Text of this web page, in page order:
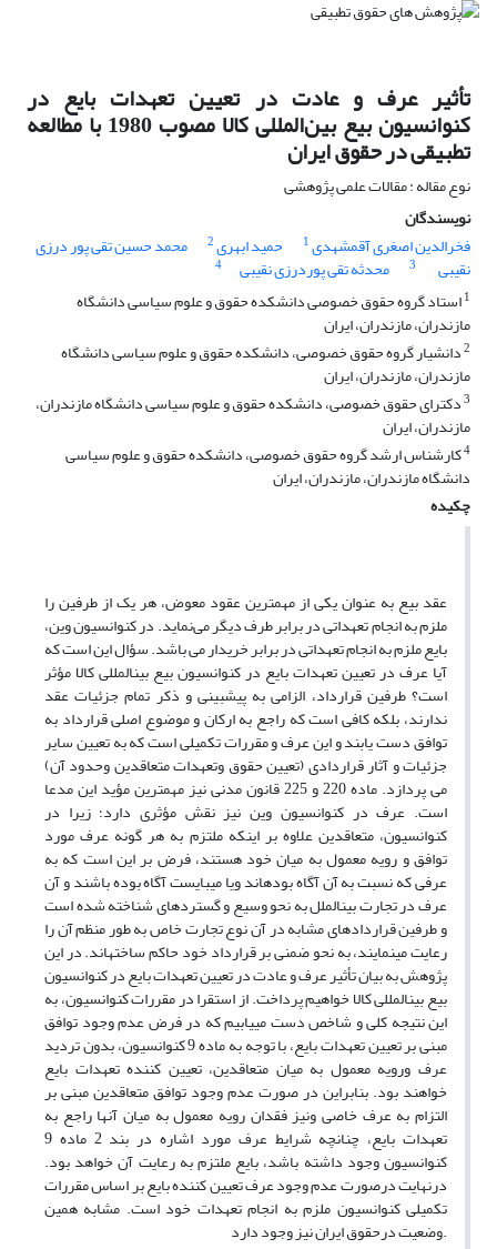
تأثیر عرف و عادت در تعیین تعهدات بایع در
کنوانسیون بیع بین‌المللی کالا مصوب 1980 با مطالعه
تطبیقی در حقوق ایران
نوع مقاله : مقالات علمی پژوهشی
نویسندگان
فخرالدین اصغری آقمشهدی1 حمید ابهری2 محمد حسین تقی پور درزی
نقیبی 3 محدثه تقی پوردرزی نقیبی
4
1استاد گروه حقوق خصوصی دانشکده حقوق و علوم سیاسی دانشگاه
مازندران، مازندران، ایران
2دانشیار گروه حقوق خصوصی، دانشکده حقوق و علوم سیاسی دانشگاه
مازندران، مازندران، ایران
3دکترای حقوق خصوصی، دانشکده حقوق و علوم سیاسی دانشگاه مازندران،
مازندران، ایران
4کارشناس ارشد گروه حقوق خصوصی، دانشکده حقوق و علوم سیاسی
دانشگاه مازندران، مازندران، ایران
چکیده
عقد بیع به عنوان یکی از مهمترین عقود معوض، هر یک از طرفین را
ملزم به انجام تعهداتی در برابر طرف دیگر مینماید. در کنوانسیون وین،
بایع ملزم به انجام تعهداتی در برابر خریدار می باشد. سؤال این است که
آیا عرف در تعیین تعهدات بایع در کنوانسیون بیع بین­المللی کالا مؤثر
است؟ طرفین قرارداد، الزامی به پیش­بینی و ذکر تمام جزئیات عقد
ندارند، بلکه کافی است که راجع به ارکان و موضوع اصلی قرارداد به
توافق دست یابند و این عرف و مقررات تکمیلی است که به تعیین سایر
جزئیات و آثار قراردادی (تعیین حقوق وتعهدات متعاقدین وحدود آن)
می پردازد. ماده 220 و 225 قانون مدنی نیز مهمترین مؤید این مدعا
است. عرف در کنوانسیون وین نیز نقش مؤثری دارد؛ زیرا در
کنوانسیون، متعاقدین علاوه بر اینکه ملتزم به هر گونه عرف مورد
توافق و رویه معمول به میان خود هستند، فرض بر این است که به
عرفی که نسبت به آن آگاه بوده­اند ویا می­بایست آگاه بوده باشند و آن
عرف در تجارت بین­الملل به نحو وسیع و گسترده­ای شناخته شده است
و طرفین قراردادهای مشابه در آن نوع تجارت خاص به طور منظم آن را
رعایت می­نمایند، به نحو ضمنی بر قرارداد خود حاکم ساخته­اند.در این
پژوهش به بیان تأثیر عرف و عادت در تعیین تعهدات بایع در کنوانسیون
بیع بین­المللی کالا خواهیم پرداخت. از استقرا در مقررات کنوانسیون، به
این نتیجه کلی و شاخص دست می­یابیم که در فرض عدم وجود توافق
مبنی بر تعیین تعهدات بایع، با توجه به ماده 9 کنوانسیون، بدون تردید
عرف ورویه معمول به میان متعاقدین، تعیین کننده تعهدات بایع
خواهند بود. بنابراین در صورت عدم وجود توافق متعاقدین مبنی بر
التزام به عرف خاصی ونیز فقدان رویه معمول به میان آنها راجع به
تعهدات بایع، چنانچه شرایط عرف مورد اشاره در بند 2 ماده 9
کنوانسیون وجود داشته باشد، بایع ملتزم به رعایت آن خواهد بود.
درنهایت درصورت عدم وجود عرف تعیین کننده بایع بر اساس مقررات
تکمیلی کنوانسیون ملزم به انجام تعهدات خود است. مشابه همین
وضعیت درحقوق ایران نیز وجود دارد.